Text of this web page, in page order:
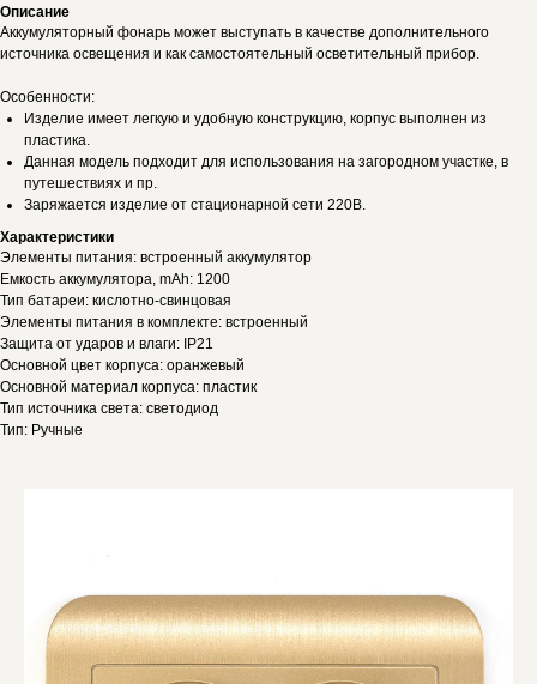
Описание
Аккумуляторный фонарь может выступать в качестве дополнительного
источника освещения и как самостоятельный осветительный прибор.
Особенности:
Изделие имеет легкую и удобную конструкцию, корпус выполнен из
пластика.
Данная модель подходит для использования на загородном участке, в
путешествиях и пр.
Заряжается изделие от стационарной сети 220В.
Характеристики
Элементы питания: встроенный аккумулятор
Емкость аккумулятора, mAh: 1200
Тип батареи: кислотно-свинцовая
Элементы питания в комплекте: встроенный
Защита от ударов и влаги: IP21
Основной цвет корпуса: оранжевый
Основной материал корпуса: пластик
Тип источника света: светодиод
Тип: Ручные